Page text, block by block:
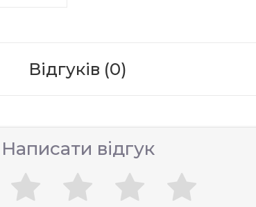
Відгуків (0)
Написати відгук